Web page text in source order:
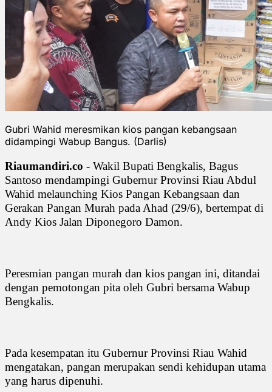
Gubri Wahid meresmikan kios pangan kebangsaan
didampingi Wabup Bangus. (Darlis)
Riaumandiri.co - Wakil Bupati Bengkalis, Bagus
Santoso mendampingi Gubernur Provinsi Riau Abdul
Wahid melaunching Kios Pangan Kebangsaan dan
Gerakan Pangan Murah pada Ahad (29/6), bertempat di
Andy Kios Jalan Diponegoro Damon.
Peresmian pangan murah dan kios pangan ini, ditandai
dengan pemotongan pita oleh Gubri bersama Wabup
Bengkalis.
Pada kesempatan itu Gubernur Provinsi Riau Wahid
mengatakan, pangan merupakan sendi kehidupan utama
yang harus dipenuhi.